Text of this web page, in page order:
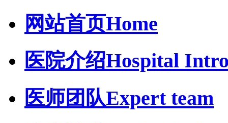
网站首页Home
医院介绍Hospital
医师团队Expert team